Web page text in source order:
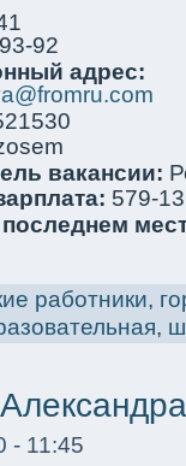
92
адрес:
вакaнсии:
579-
работники,
,
- 11:45